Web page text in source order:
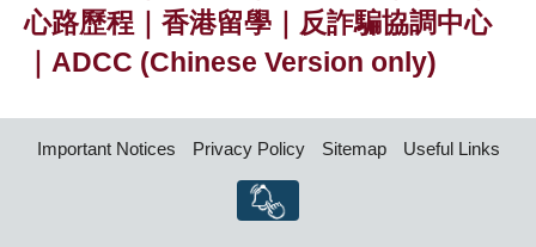
心路歷程｜香港留學｜反詐騙協調中心
｜ADCC (Chinese Version only)
Important Notices Privacy Policy Sitemap Useful Links